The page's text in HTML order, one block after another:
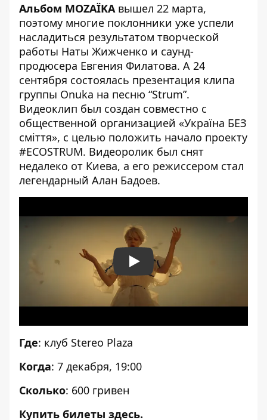
Альбом MOZAЇKAвышел 22 марта,
поэтому многие поклонники уже успели
насладиться результатом творческой
работы Наты Жижченко и саунд-
продюсера Евгения Филатова. А 24
сентября состоялась презентация клипа
группы Onuka на песню “Strum”.
Видеоклип был создан совместно с
общественной организацией «Україна БЕЗ
сміття», с целью положить начало проекту
#ECOSTRUM. Видеоролик был снят
недалеко от Киева, а его режиссером стал
легендарный Алан Бадоев.
Play
Где: клуб Stereo Plaza
Когда: 7 декабря, 19:00
Сколько: 600 гривен
Купить билеты здесь.